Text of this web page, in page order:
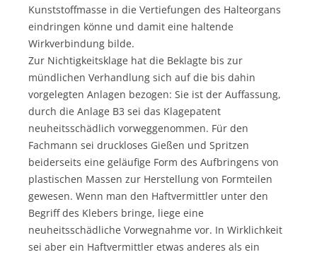
Kunststoffmasse in die Vertiefungen des Halteorgans
eindringen könne und damit eine haltende
Wirkverbindung bilde.
Zur Nichtigkeitsklage hat die Beklagte bis zur
mündlichen Verhandlung sich auf die bis dahin
vorgelegten Anlagen bezogen: Sie ist der Auffassung,
durch die Anlage B3 sei das Klagepatent
neuheitsschädlich vorweggenommen. Für den
Fachmann sei druckloses Gießen und Spritzen
beiderseits eine geläufige Form des Aufbringens von
plastischen Massen zur Herstellung von Formteilen
gewesen. Wenn man den Haftvermittler unter den
Begriff des Klebers bringe, liege eine
neuheitsschädliche Vorwegnahme vor. In Wirklichkeit
sei aber ein Haftvermittler etwas anderes als ein